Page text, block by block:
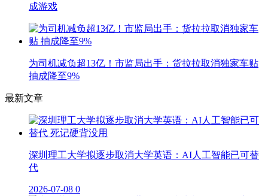
成游戏
为司机减负超13亿！市监局出手：货拉拉取消独家车贴
抽成降至9%
最新文章
深圳理工大学拟逐步取消大学英语：AI人工智能已可替
代
2026-07-08 0